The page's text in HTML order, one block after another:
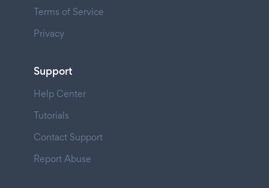
Terms of Service
Privacy
Support
Help Center
Tutorials
Contact Support
Report Abuse